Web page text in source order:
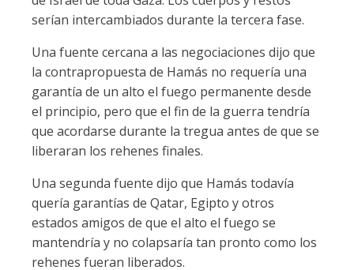
serían intercambiados durante la tercera fase.
Una fuente cercana a las negociaciones dijo que
la contrapropuesta de Hamás no requería una
garantía de un alto el fuego permanente desde
el principio, pero que el fin de la guerra tendría
que acordarse durante la tregua antes de que se
liberaran los rehenes finales.
Una segunda fuente dijo que Hamás todavía
quería garantías de Qatar, Egipto y otros
estados amigos de que el alto el fuego se
mantendría y no colapsaría tan pronto como los
rehenes fueran liberados.